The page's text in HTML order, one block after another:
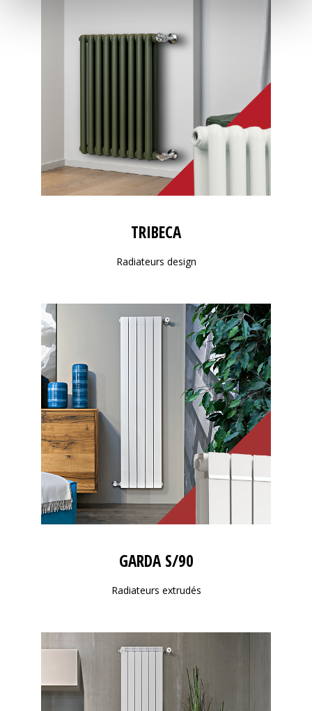
TRIBECA
Radiateurs design
GARDA S/90
Radiateurs extrudés